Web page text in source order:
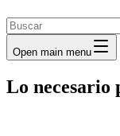
Open main menu
Lo necesario